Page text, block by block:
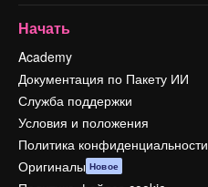
Начать
Academy
Документация по Пакету ИИ
Служба поддержки
Условия и положения
Политика конфиденциальности
Оригиналы Новое